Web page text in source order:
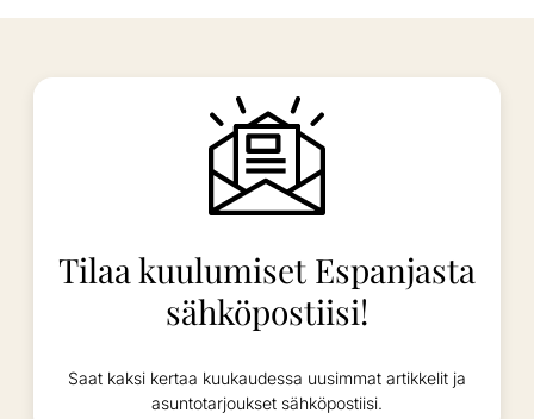
Tilaa kuulumiset Espanjasta
sähköpostiisi!
Saat kaksi kertaa kuukaudessa uusimmat artikkelit ja
asuntotarjoukset sähköpostiisi.